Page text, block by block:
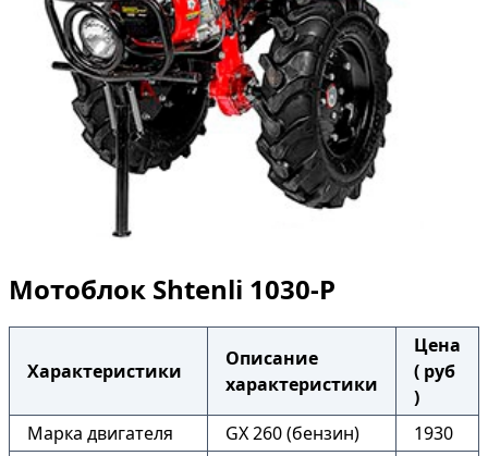
Мотоблок Shtenli 1030-P
Характеристики
Описание
характеристики
Цена
( руб
)
Марка двигателя
GX 260 (бензин)
1930